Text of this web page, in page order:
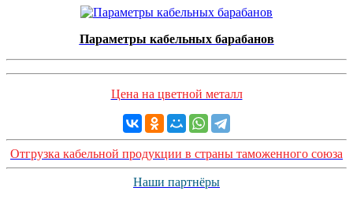
Параметры кабельных барабанов
Цена на цветной металл
Отгрузка кабельной продукции в страны таможенного союза
Наши партнёры